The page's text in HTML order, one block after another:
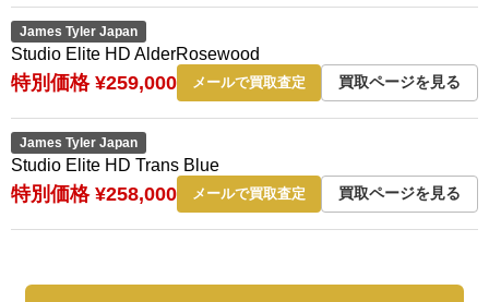
James Tyler Japan
Studio Elite HD AlderRosewood
特別価格 ¥259,000 メールで買取査定 買取ページを見る
James Tyler Japan
Studio Elite HD Trans Blue
特別価格 ¥258,000 メールで買取査定 買取ページを見る